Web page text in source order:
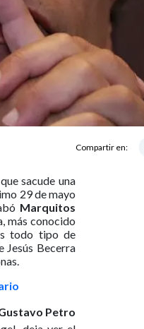
Compartir en:
sacude una
29 de mayo
Marquitos
más conocido
todo tipo de
Jesús Becerra
Petro